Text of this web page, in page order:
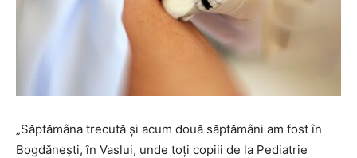
„Săptămâna trecută şi acum două săptămâni am fost în
Bogdăneşti, în Vaslui, unde toţi copiii de la Pediatrie